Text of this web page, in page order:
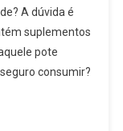
A dúvida é
suplementos
pote
consumir?